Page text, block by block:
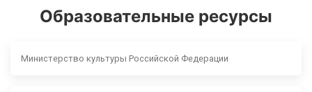
Образовательные ресурсы
Министерство культуры Российской Федерации